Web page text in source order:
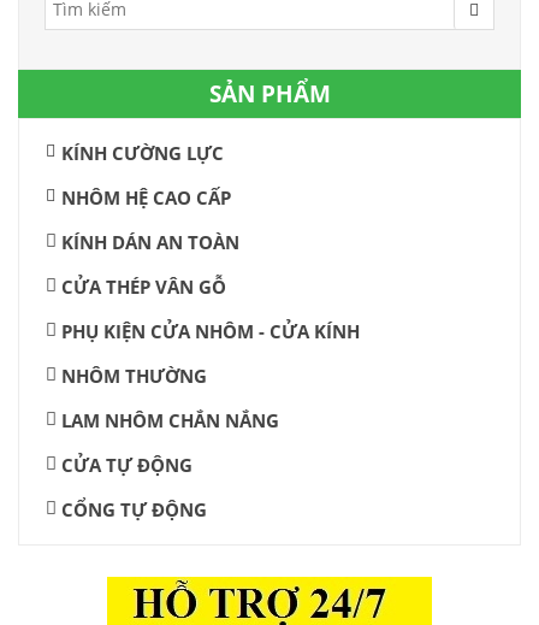
SẢN PHẨM
KÍNH CƯỜNG LỰC
NHÔM HỆ CAO CẤP
KÍNH DÁN AN TOÀN
CỬA THÉP VÂN GỖ
PHỤ KIỆN CỬA NHÔM - CỬA KÍNH
NHÔM THƯỜNG
LAM NHÔM CHẮN NẮNG
CỬA TỰ ĐỘNG
CỔNG TỰ ĐỘNG